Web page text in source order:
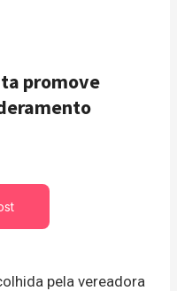
promove
pela vereadora